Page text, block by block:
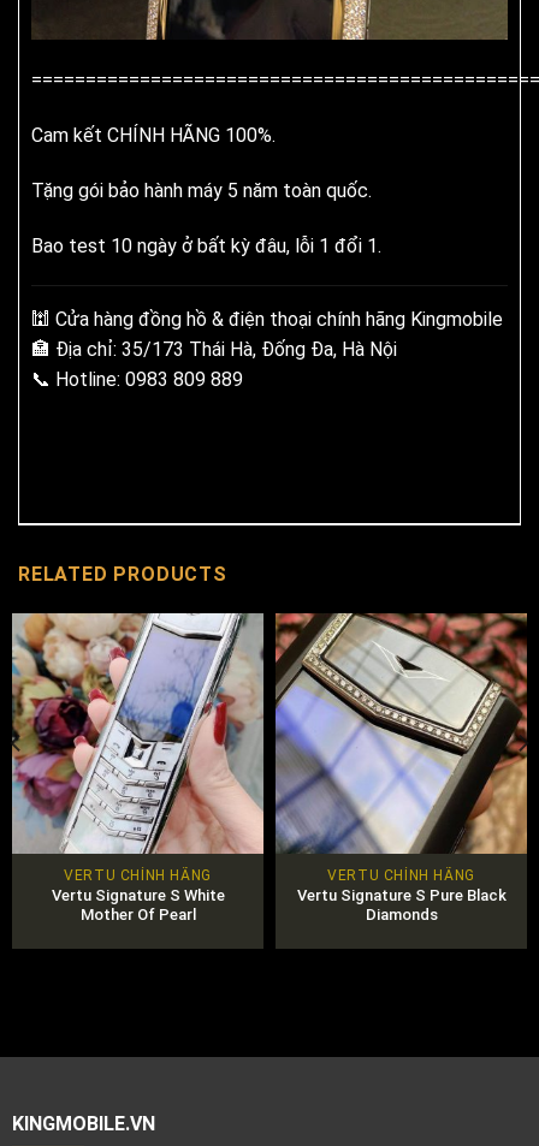
Cam kết CHÍNH HÃNG 100%.
Tặng gói bảo hành máy 5 năm toàn quốc.
Bao test 10 ngày ở bất kỳ đâu, lỗi 1 đổi 1.
🕍 Cửa hàng đồng hồ & điện thoại chính hãng Kingmobile
🏣 Địa chỉ: 35/173 Thái Hà, Đống Đa, Hà Nội
📞 Hotline: 0983 809 889
RELATED PRODUCTS
VERTU CHÍNH HÃNG
Vertu Signature S White
Mother Of Pearl
VERTU CHÍNH HÃNG
Vertu Signature S Pure Black
Diamonds
KINGMOBILE.VN